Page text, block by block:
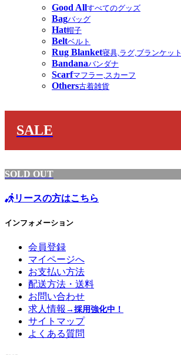
Good Allすべてのグッズ
Bagバッグ
Hat帽子
Beltベルト
Rug Blanket寝具,ラグ,ブランケット
Bandanaバンダナ
Scarfマフラー,スカーフ
Others古着雑貨
SALE
SOLD OUT
リースの方はこちら
インフォメーション
会員登録
マイページへ
お支払い方法
配送方法・送料
お問い合わせ
求人情報 →採用強化中！
サイトマップ
よくある質問